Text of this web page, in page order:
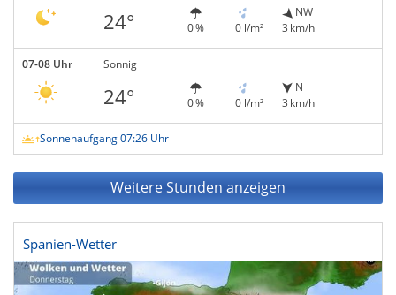
24° 0 % 0 l/m²
NW
3 km/h
07-08 Uhr Sonnig
24° 0 % 0 l/m²
N
3 km/h
Sonnenaufgang 07:26 Uhr
Weitere Stunden anzeigen
Spanien-Wetter